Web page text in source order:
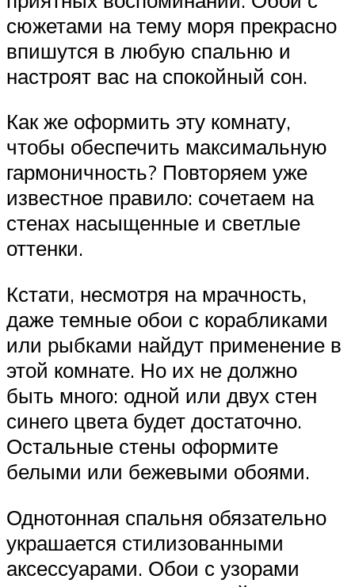
сюжетами на тему моря прекрасно
впишутся в любую спальню и
настроят вас на спокойный сон.
Как же оформить эту комнату,
чтобы обеспечить максимальную
гармоничность? Повторяем уже
известное правило: сочетаем на
стенах насыщенные и светлые
оттенки.
Кстати, несмотря на мрачность,
даже темные обои с корабликами
или рыбками найдут применение в
этой комнате. Но их не должно
быть много: одной или двух стен
синего цвета будет достаточно.
Остальные стены оформите
белыми или бежевыми обоями.
Однотонная спальня обязательно
украшается стилизованными
аксессуарами. Обои с узорами